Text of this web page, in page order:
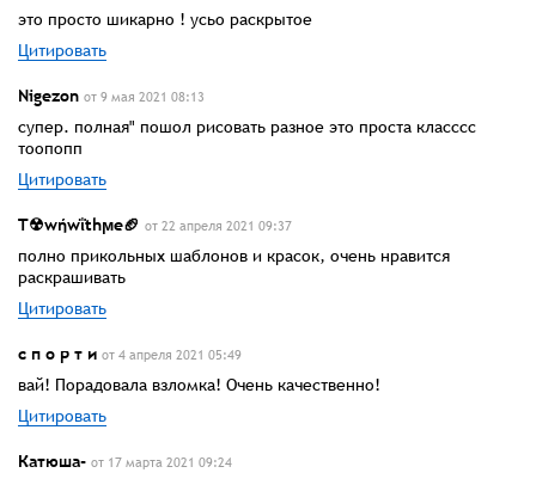
это просто шикарно ! усьо раскрытое
Цитировать
Nigezon от 9 мая 2021 08:13
супер. полная" пошол рисовать разное это проста класссс
тоопопп
Цитировать
T☢wήwΐthϻe🏈 от 22 апреля 2021 09:37
полно прикольных шаблонов и красок, очень нравится
раскрашивать
Цитировать
с п о р т и от 4 апреля 2021 05:49
вай! Порадовала взломка! Очень качественно!
Цитировать
Катюша- от 17 марта 2021 09:24